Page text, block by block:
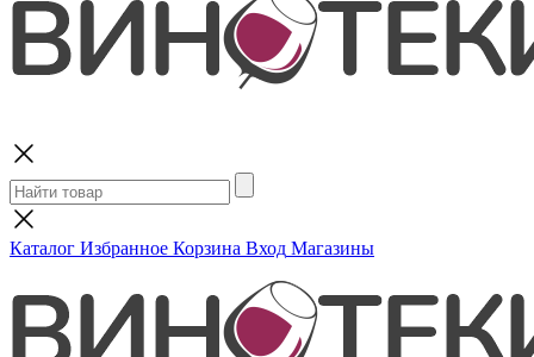
Каталог Избранное Корзина Вход Магазины